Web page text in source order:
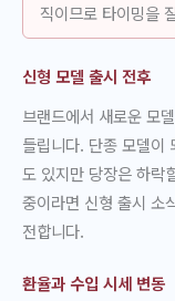
직이므로 타이밍을
신형 모델 출시 전후
브랜드에서 새로운 모
들립니다. 단종 모델이
도 있지만 당장은 하락
중이라면 신형 출시 소
전합니다.
환율과 수입 시세 변동